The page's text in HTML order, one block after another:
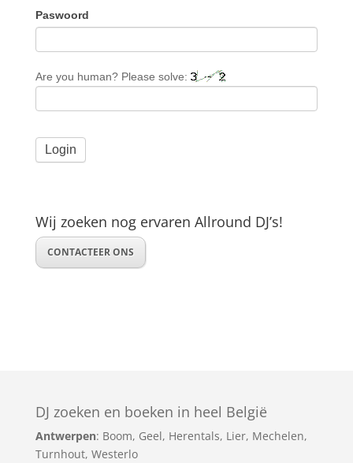
Paswoord
Are you human? Please solve:
Wij zoeken nog ervaren Allround DJ’s!
CONTACTEER ONS
DJ zoeken en boeken in heel België
Antwerpen: Boom, Geel, Herentals, Lier, Mechelen,
Turnhout, Westerlo